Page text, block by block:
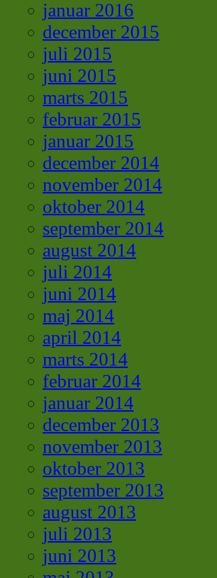
januar 2016
december 2015
juli 2015
juni 2015
marts 2015
februar 2015
januar 2015
december 2014
november 2014
oktober 2014
september 2014
august 2014
juli 2014
juni 2014
maj 2014
april 2014
marts 2014
februar 2014
januar 2014
december 2013
november 2013
oktober 2013
september 2013
august 2013
juli 2013
juni 2013